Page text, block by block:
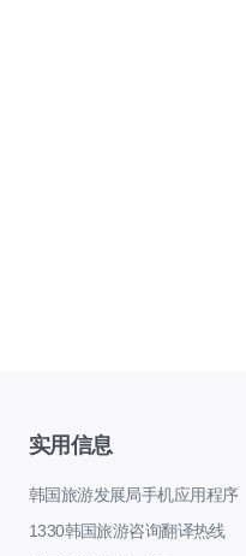
实用信息
韩国旅游发展局手机应用程序
1330韩国旅游咨询翻译热线